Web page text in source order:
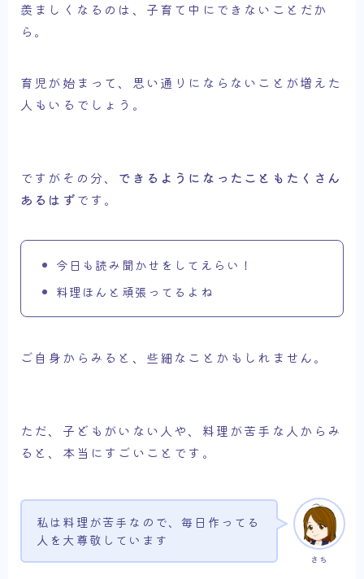
羨ましくなるのは、子育て中にできないことだか
ら。
育児が始まって、思い通りにならないことが増えた
人もいるでしょう。
ですがその分、 できるようになったこともたくさん
あるはずです。
今日も読み聞かせをしてえらい！
料理ほんと頑張ってるよね
ご自身からみると、些細なことかもしれません。
ただ、子どもがいない人や、料理が苦手な人からみ
ると、本当にすごいことです。
さち
私は料理が苦手なので、毎日作ってる
人を大尊敬しています